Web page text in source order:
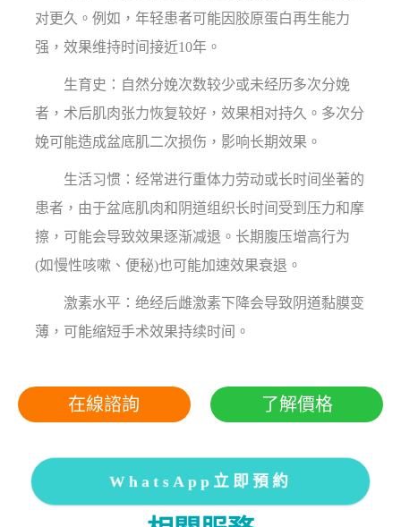
对更久。例如，年轻患者可能因胶原蛋白再生能力
强，效果维持时间接近10年。
生育史：自然分娩次数较少或未经历多次分娩
者，术后肌肉张力恢复较好，效果相对持久。多次分
娩可能造成盆底肌二次损伤，影响长期效果。
生活习惯：经常进行重体力劳动或长时间坐著的
患者，由于盆底肌肉和阴道组织长时间受到压力和摩
擦，可能会导致效果逐渐减退。长期腹压增高行为
(如慢性咳嗽、便秘)也可能加速效果衰退。
激素水平：绝经后雌激素下降会导致阴道黏膜变
薄，可能缩短手术效果持续时间。
在線諮詢 了解價格
WhatsApp立即預約